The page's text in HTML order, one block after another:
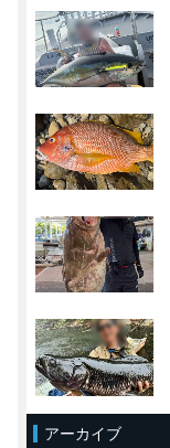
アーカイブ